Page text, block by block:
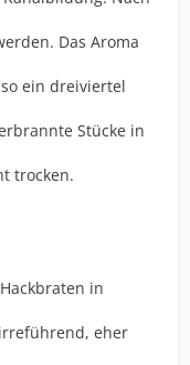
Das Aroma
ein dreiviertel
Stücke in
trocken.
in
eher